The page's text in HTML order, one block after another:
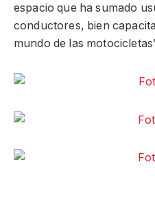
espacio que ha sumado
conductores, bien
mundo de las